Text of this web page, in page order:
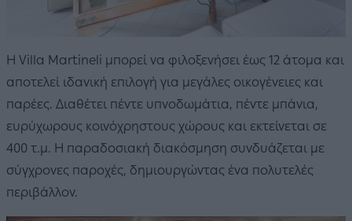
Η Villa Martineli μπορεί να φιλοξενήσει έως 12 άτομα και
αποτελεί ιδανική επιλογή για μεγάλες οικογένειες και
παρέες. Διαθέτει πέντε υπνοδωμάτια, πέντε μπάνια,
ευρύχωρους κοινόχρηστους χώρους και εκτείνεται σε
400 τ.μ. Η παραδοσιακή διακόσμηση συνδυάζεται με
σύγχρονες παροχές, δημιουργώντας ένα πολυτελές
περιβάλλον.